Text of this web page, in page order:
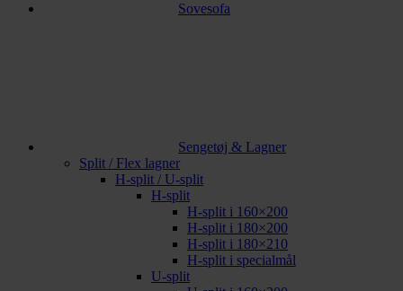
Sovesofa
Sengetøj & Lagner
Split / Flex lagner
H-split / U-split
H-split
H-split i 160×200
H-split i 180×200
H-split i 180×210
H-split i specialmål
U-split